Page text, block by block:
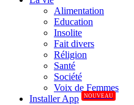
Alimentation
Education
Insolite
Fait divers
Réligion
Santé
Société
Voix de Femmes
Installer App
NOUVEAU